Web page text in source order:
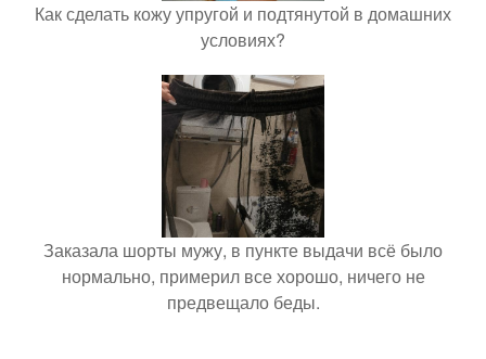
Как сделать кожу упругой и подтянутой в домашних
условиях?
Заказала шорты мужу, в пункте выдачи всё было
нормально, примерил все хорошо, ничего не
предвещало беды.